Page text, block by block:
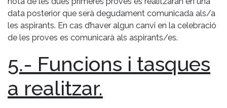
data posterior que serà degudament comunicada als/a
les aspirants. En cas d’haver algun canvi en la celebració
de les proves es comunicarà als aspirants/es.
5.- Funcions i tasques
a realitzar.